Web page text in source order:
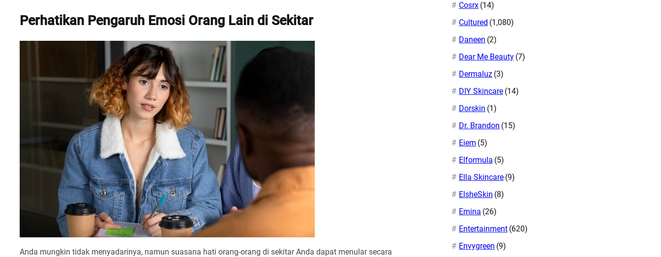
Perhatikan Pengaruh Emosi Orang Lain di Sekitar
Anda mungkin tidak menyadarinya, namun suasana hati orang-orang di sekitar Anda dapat menular secara
Cosrx (14)
Cultured (1,080)
Daneen (2)
Dear Me Beauty (7)
Dermaluz (3)
DIY Skincare (14)
Dorskin (1)
Dr. Brandon (15)
Eiem (5)
Elformula (5)
Ella Skincare (9)
ElsheSkin (8)
Emina (26)
Entertainment (620)
Envygreen (9)